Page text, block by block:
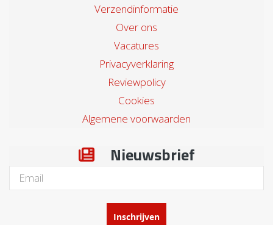
Verzendinformatie
Over ons
Vacatures
Privacyverklaring
Reviewpolicy
Cookies
Algemene voorwaarden
Nieuwsbrief
Inschrijven